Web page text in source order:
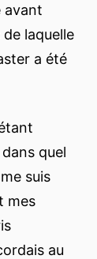
avant
de laquelle
a été
quel
suis
mes
au